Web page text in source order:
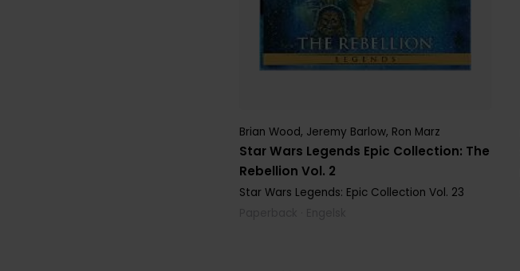
Star Wars Legends Epic Collection: The
Rebellion Vol. 2
Brian Wood, Jeremy Barlow, Ron Marz
Star Wars Legends: Epic Collection Vol. 23